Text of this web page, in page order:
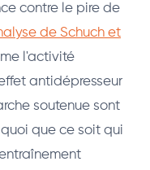
contre le pire de
de Schuch et
l'activité
antidépresseur
soutenue sont
que ce soit qui